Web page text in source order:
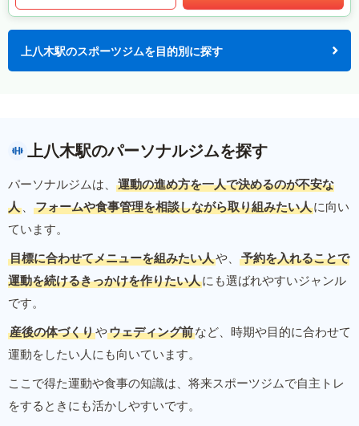
上八木駅のスポーツジムを目的別に探す
上八木駅のパーソナルジムを探す
パーソナルジムは、
運動の進め方を一人で決めるのが不安な
人 、 フォームや食事管理を相談しながら取り組みたい人に向い
ています。
目標に合わせてメニューを組みたい人や、
予約を入れることで
運動を続けるきっかけを作りたい人にも選ばれやすいジャンル
です。
産後の体づくりやウェディング前など、時期や目的に合わせて
運動をしたい人にも向いています。
ここで得た運動や食事の知識は、将来スポーツジムで自主トレ
をするときにも活かしやすいです。